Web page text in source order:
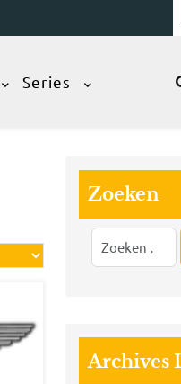
Series
Zoeken
Archives